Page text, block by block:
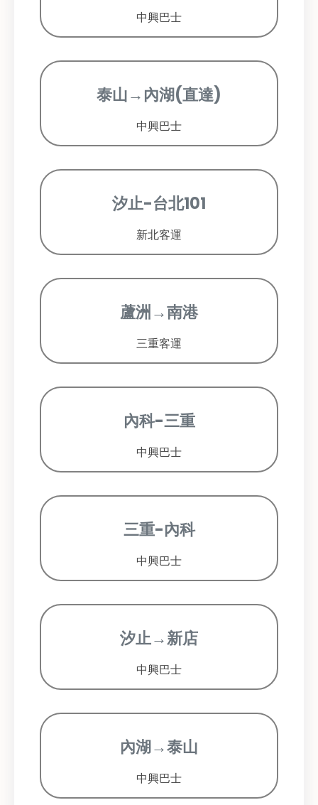
中興巴士
泰山→內湖(直達)
中興巴士
汐止-台北101
新北客運
蘆洲→南港
三重客運
內科-三重
中興巴士
三重-內科
中興巴士
汐止→新店
中興巴士
內湖→泰山
中興巴士